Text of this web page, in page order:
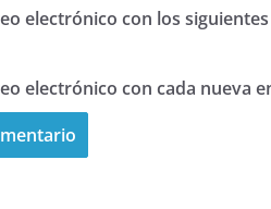
electrónico con los
electrónico con cada nueva